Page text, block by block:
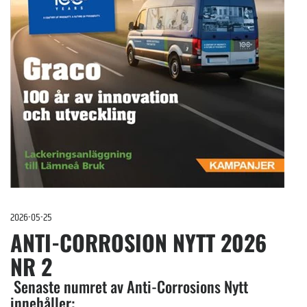
2026-05-25
ANTI-CORROSION NYTT 2026
NR 2
Senaste numret av Anti-Corrosions Nytt